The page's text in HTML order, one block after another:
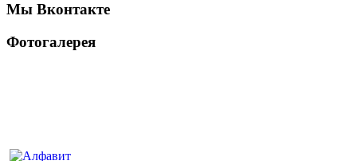
Мы Вконтакте
Фотогалерея